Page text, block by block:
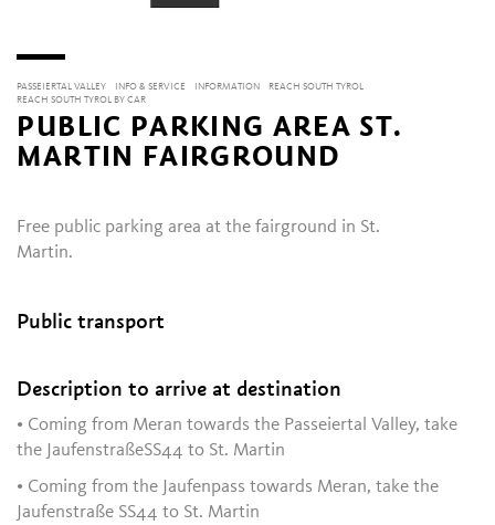
PASSEIERTAL VALLEY INFO & SERVICE INFORMATION
REACH SOUTH TYROL
REACH SOUTH TYROL BY CAR
PUBLIC PARKING AREA ST.
MARTIN FAIRGROUND
Free public parking area at the fairground in St.
Martin.
Public transport
Description to arrive at destination
• Coming from Meran towards the Passeiertal Valley, take
the JaufenstraßeSS44 to St. Martin
• Coming from the Jaufenpass towards Meran, take the
Jaufenstraße SS44 to St. Martin